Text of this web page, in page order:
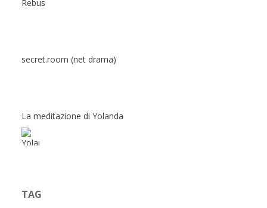
Rebus
secret.room (net drama)
La meditazione di Yolanda
TAG